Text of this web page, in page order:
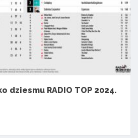
dziesmu RADIO TOP 2024.